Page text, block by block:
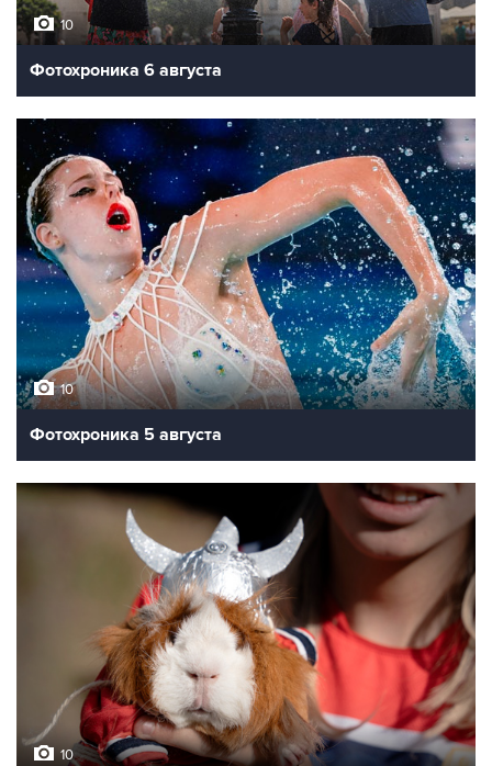
10
Фотохроника 6 августа
10
Фотохроника 5 августа
10